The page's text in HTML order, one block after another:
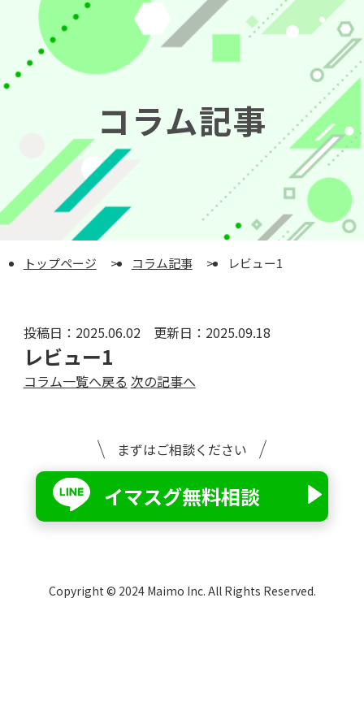
コラム記事
トップページ コラム記事 レビュー1
投稿日： 2025.06.02更新日： 2025.09.18
レビュー1
コラム一覧へ戻る 次の記事へ
まずはご相談ください
イマスグ無料相談
Copyright © 2024 Maimo Inc. All Rights Reserved.